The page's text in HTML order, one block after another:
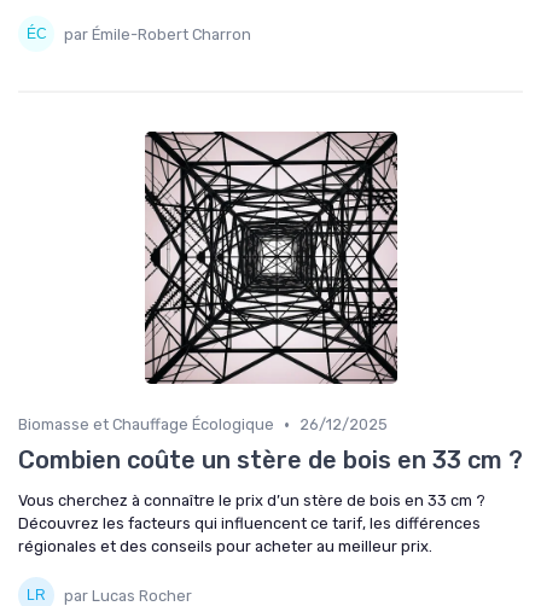
par Émile-Robert Charron
Biomasse et Chauffage Écologique • 26/12/2025
Combien coûte un stère de bois en 33 cm ?
Vous cherchez à connaître le prix d’un stère de bois en 33 cm ?
Découvrez les facteurs qui influencent ce tarif, les différences
régionales et des conseils pour acheter au meilleur prix.
par Lucas Rocher